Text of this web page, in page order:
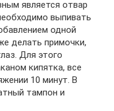
является отвар
выпивать
одной
делать примочки,
Для этого
кипятка, все
10 минут. В
тампон и